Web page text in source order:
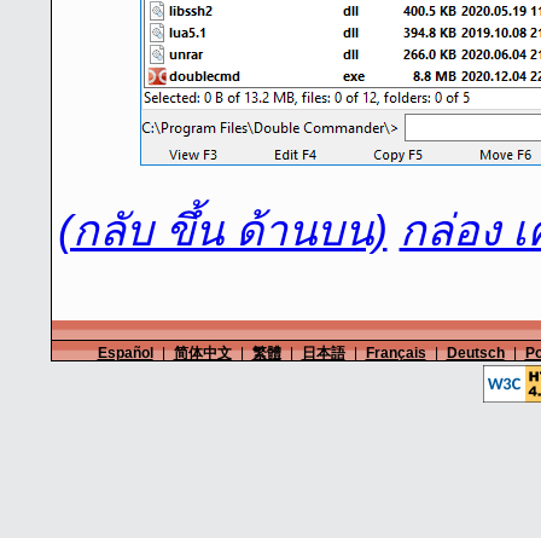
(กลับ ขึ้น ด้านบน) กล่อง
Español | 简体中文 | 繁體 | 日本語 | Français | Deutsch |